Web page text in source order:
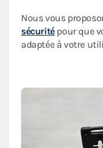
Nous vous
sécuritépour que
adaptée à votre